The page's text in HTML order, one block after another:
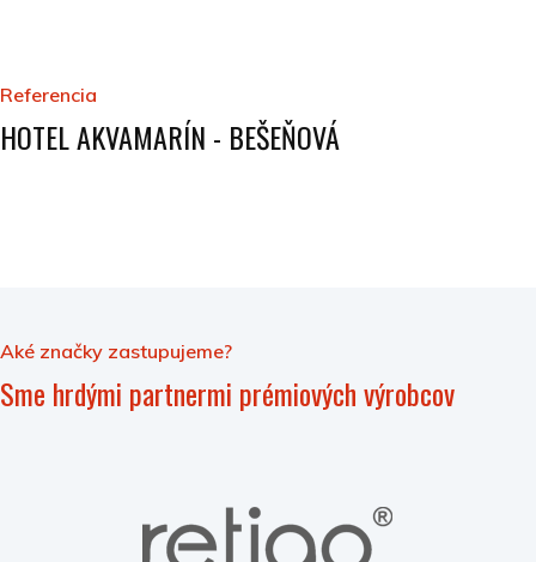
Referencia
HOTEL AKVAMARÍN - BEŠEŇOVÁ
Aké značky zastupujeme?
Sme hrdými partnermi prémiových výrobcov